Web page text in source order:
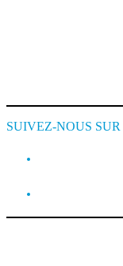
SUIVEZ-NOUS